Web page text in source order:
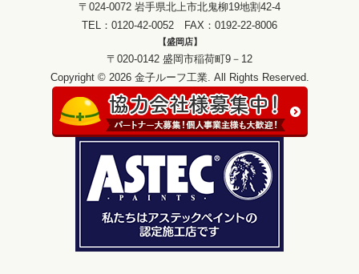
〒024-0072 岩手県北上市北鬼柳19地割42-4
TEL：0120-42-0052 FAX：0192-22-8006
【盛岡店】
〒020-0142 盛岡市稲荷町9－12
Copyright © 2026 金子ルーフ工業. All Rights Reserved.